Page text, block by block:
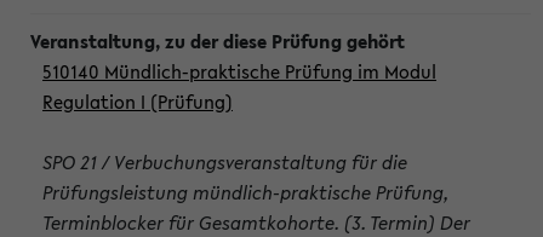
510140 Mündlich-praktische Prüfung im Modul
Regulation I (Prüfung)
SPO 21 / Verbuchungsveranstaltung für die
Prüfungsleistung mündlich-praktische Prüfung,
Terminblocker für Gesamtkohorte. (3. Termin) Der